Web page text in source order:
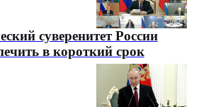
суверенитет России
в короткий срок